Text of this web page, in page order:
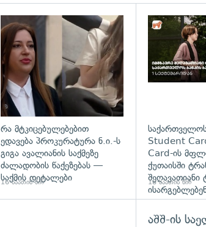
გადახედვა
რა მტკიცებულებებით
ედავება პროკურატურა ნ.ი.-ს
გიგა ავალიანის საქმეზე
ძალადობის წაქეზებას —
საქმის დეტალები
16 საათის წინ
საქართველოს
Student
Card-ის
ქუთაისში
18 საათის წინ
აშშ-ის